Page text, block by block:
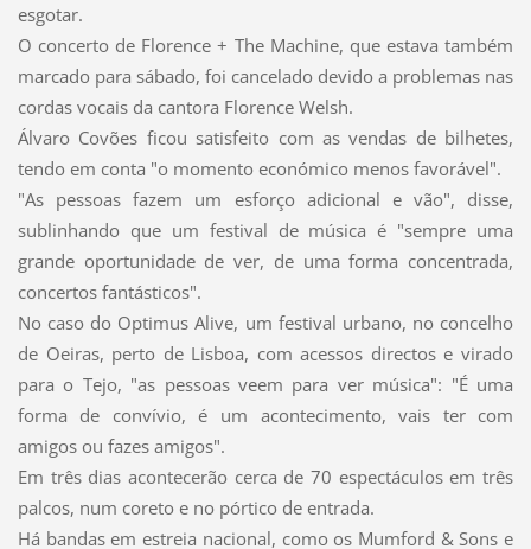
esgotar.
O concerto de Florence + The Machine, que estava também
marcado para sábado, foi cancelado devido a problemas nas
cordas vocais da cantora Florence Welsh.
Álvaro Covões ficou satisfeito com as vendas de bilhetes,
tendo em conta "o momento económico menos favorável".
"As pessoas fazem um esforço adicional e vão", disse,
sublinhando que um festival de música é "sempre uma
grande oportunidade de ver, de uma forma concentrada,
concertos fantásticos".
No caso do Optimus Alive, um festival urbano, no concelho
de Oeiras, perto de Lisboa, com acessos directos e virado
para o Tejo, "as pessoas veem para ver música": "É uma
forma de convívio, é um acontecimento, vais ter com
amigos ou fazes amigos".
Em três dias acontecerão cerca de 70 espectáculos em três
palcos, num coreto e no pórtico de entrada.
Há bandas em estreia nacional, como os Mumford & Sons e